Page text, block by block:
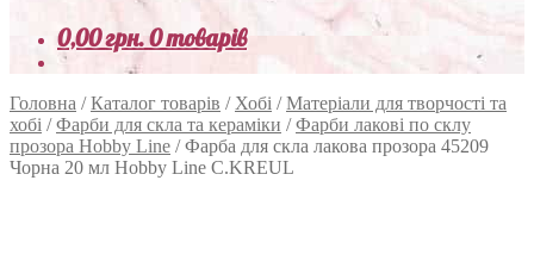
0,00грн.0 товарів
Головна /Каталог товарів / Хобі /Матеріали для творчості та
хобі /Фарби для скла та кераміки /Фарби лакові по склу
прозора Hobby Line /Фарба для скла лакова прозора 45209
Чорна 20 мл Hobby Line C.KREUL